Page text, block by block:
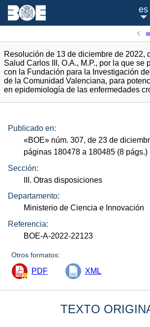
es
Resolución de 13 de diciembre de 2022,
Salud Carlos III, O.A., M.P., por la que se
con la Fundación para la Investigación
de la Comunidad Valenciana, para
en epidemiología de las enfermedades
Publicado en:
«BOE» núm. 307, de 23 de
páginas 180478 a 180485 (8 págs.)
Sección:
III. Otras disposiciones
Departamento:
Ministerio de Ciencia e Innovación
Referencia:
BOE-A-2022-22123
Otros formatos:
PDF XML
TEXTO